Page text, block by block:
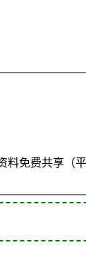
免费共享（